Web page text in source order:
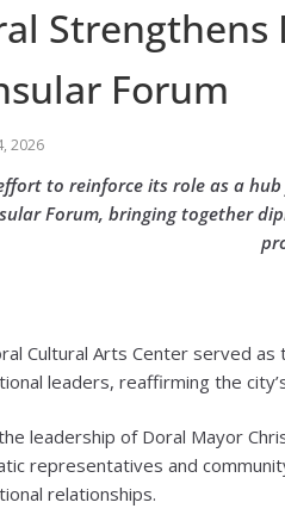
Strengthens
Forum
2026
to reinforce its role as a
Forum, bringing together
Cultural Arts Center served
leaders, reaffirming the
leadership of Doral Mayor
representatives and
relationships.